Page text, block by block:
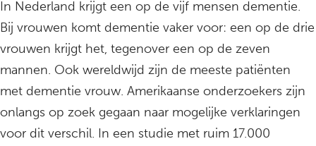
In Nederland krijgt een op de vijf mensen dementie.
Bij vrouwen komt dementie vaker voor: een op de drie
vrouwen krijgt het, tegenover een op de zeven
mannen. Ook wereldwijd zijn de meeste patiënten
met dementie vrouw. Amerikaanse onderzoekers zijn
onlangs op zoek gegaan naar mogelijke verklaringen
voor dit verschil. In een studie met ruim 17.000